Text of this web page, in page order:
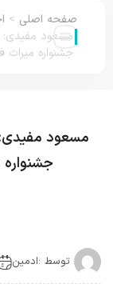
صفحه اصلی >
مسعود مفیدی:
جشنواره
مسعود مفیدی:
توسط :ادمین